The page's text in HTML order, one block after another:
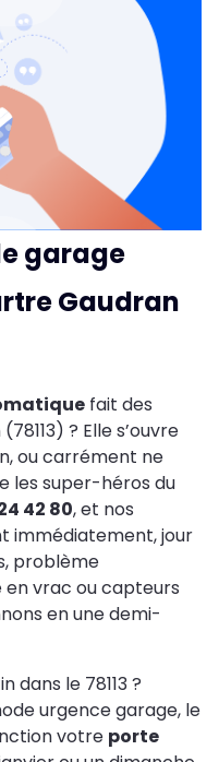
garage
Gaudran
fait des
? Elle s’ouvre
ou carrément ne
les super-héros du
42 80, et nos
immédiatement, jour
problème
vrac ou capteurs
en une demi-
dans le 78113 ?
urgence garage, le
votre porte